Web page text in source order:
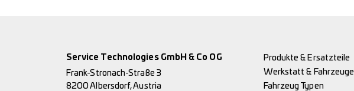
Service Technologies GmbH & Co OG
Frank-Stronach-Straße 3
8200 Albersdorf, Austria
Produkte & Ersatzteile
Werkstatt & Fahrzeuge
Fahrzeug Typen